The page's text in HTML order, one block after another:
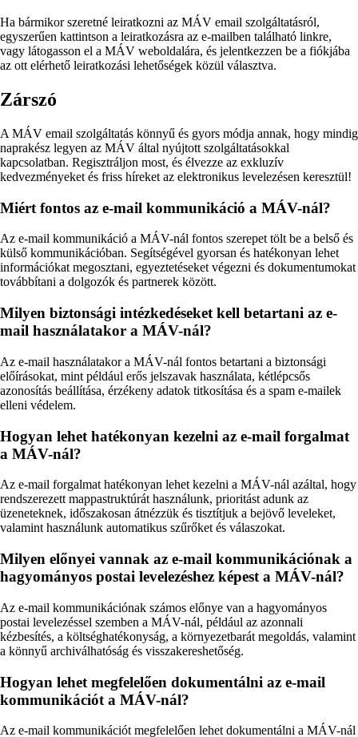
Ha bármikor szeretné leiratkozni az MÁV email szolgáltatásról,
egyszerűen kattintson a leiratkozásra az e-mailben található linkre,
vagy látogasson el a MÁV weboldalára, és jelentkezzen be a fiókjába
az ott elérhető leiratkozási lehetőségek közül választva.
Zárszó
A MÁV email szolgáltatás könnyű és gyors módja annak, hogy mindig
naprakész legyen az MÁV által nyújtott szolgáltatásokkal
kapcsolatban. Regisztráljon most, és élvezze az exkluzív
kedvezményeket és friss híreket az elektronikus levelezésen keresztül!
Miért fontos az e-mail kommunikáció a MÁV-nál?
Az e-mail kommunikáció a MÁV-nál fontos szerepet tölt be a belső és
külső kommunikációban. Segítségével gyorsan és hatékonyan lehet
információkat megosztani, egyeztetéseket végezni és dokumentumokat
továbbítani a dolgozók és partnerek között.
Milyen biztonsági intézkedéseket kell betartani az e-
mail használatakor a MÁV-nál?
Az e-mail használatakor a MÁV-nál fontos betartani a biztonsági
előírásokat, mint például erős jelszavak használata, kétlépcsős
azonosítás beállítása, érzékeny adatok titkosítása és a spam e-mailek
elleni védelem.
Hogyan lehet hatékonyan kezelni az e-mail forgalmat
a MÁV-nál?
Az e-mail forgalmat hatékonyan lehet kezelni a MÁV-nál azáltal, hogy
rendszerezett mappastruktúrát használunk, prioritást adunk az
üzeneteknek, időszakosan átnézzük és tisztítjuk a bejövő leveleket,
valamint használunk automatikus szűrőket és válaszokat.
Milyen előnyei vannak az e-mail kommunikációnak a
hagyományos postai levelezéshez képest a MÁV-nál?
Az e-mail kommunikációnak számos előnye van a hagyományos
postai levelezéssel szemben a MÁV-nál, például az azonnali
kézbesítés, a költséghatékonyság, a környezetbarát megoldás, valamint
a könnyű archiválhatóság és visszakereshetőség.
Hogyan lehet megfelelően dokumentálni az e-mail
kommunikációt a MÁV-nál?
Az e-mail kommunikációt megfelelően lehet dokumentálni a MÁV-nál